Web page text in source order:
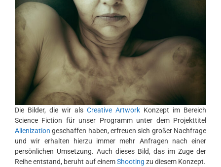
Die Bilder, die wir als Creative Artwork Konzept im Bereich
Science Fiction für unser Programm unter dem Projekttitel
Alienization geschaffen haben, erfreuen sich großer Nachfrage
und wir erhalten hierzu immer mehr Anfragen nach einer
persönlichen Umsetzung. Auch dieses Bild, das im Zuge der
Reihe entstand, beruht auf einemShooting zu diesem Konzept.